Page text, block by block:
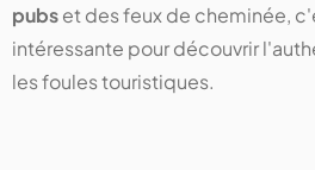
pubset des feux de cheminée,
intéressante pour découvrir
les foules touristiques.